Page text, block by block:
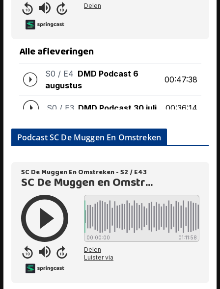
Podcast SC De Muggen En Omstreken